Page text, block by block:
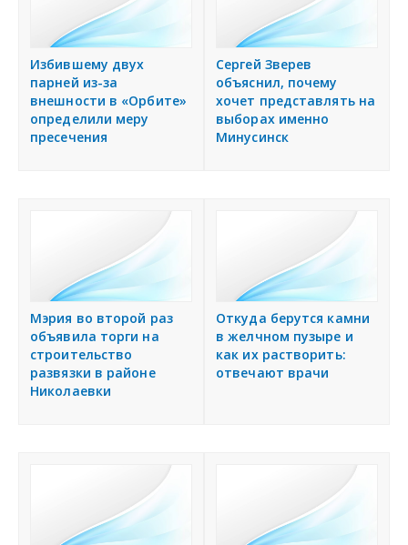
Избившему двух
парней из-за
внешности в «Орбите»
определили меру
пресечения
Сергей Зверев
объяснил, почему
хочет представлять на
выборах именно
Минусинск
Мэрия во второй раз
объявила торги на
строительство
развязки в районе
Николаевки
Откуда берутся камни
в желчном пузыре и
как их растворить:
отвечают врачи